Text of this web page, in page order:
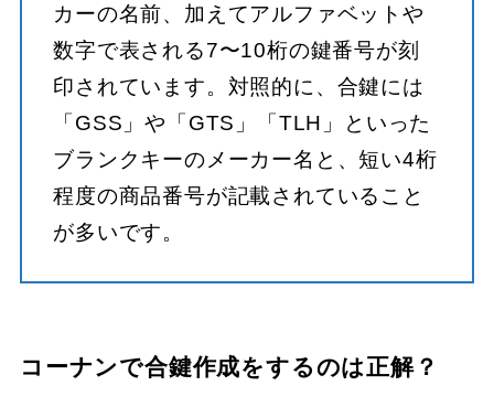
カーの名前、加えてアルファベットや
数字で表される7〜10桁の鍵番号が刻
印されています。対照的に、合鍵には
「GSS」や「GTS」「TLH」といった
ブランクキーのメーカー名と、短い4桁
程度の商品番号が記載されていること
が多いです。
コーナンで合鍵作成をするのは正解？